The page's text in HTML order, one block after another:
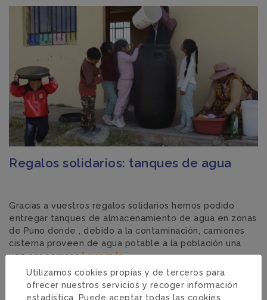
Regalos solidarios: tanques de agua
Gracias a vuestros regalos solidarios hemos podido
entregar tanques de almacenamiento de agua en zonas
de Puno donde , debido a la contaminación, camiones
cisterna proveen de agua potable a la población una
vez por semanaLeer más
GUATEMALA · 05/06/2025
Utilizamos cookies propias y de terceros para
ofrecer nuestros servicios y recoger información
estadística. Puede aceptar todas las cookies